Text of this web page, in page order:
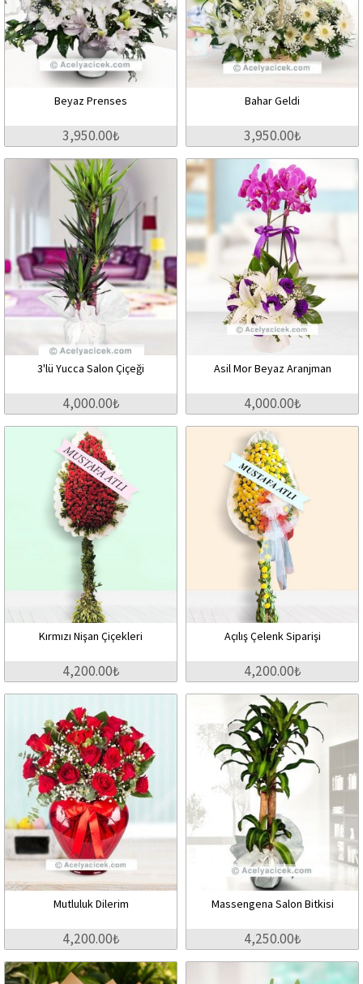
Beyaz Prenses
3,950.00₺
Bahar Geldi
3,950.00₺
3'lü Yucca Salon Çiçeği
4,000.00₺
Asil Mor Beyaz Aranjman
4,000.00₺
Kırmızı Nişan Çiçekleri
4,200.00₺
Açılış Çelenk Siparişi
4,200.00₺
Mutluluk Dilerim
4,200.00₺
Massengena Salon Bitkisi
4,250.00₺